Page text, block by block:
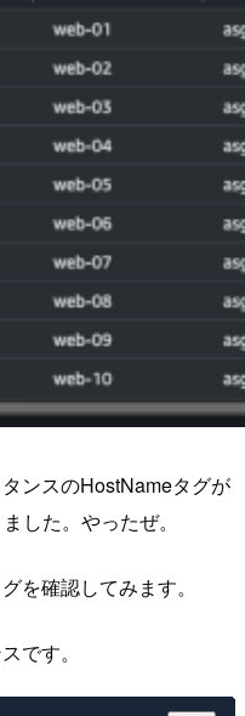
ンスのHostNameタグが
した。やったぜ。
を確認してみます。
です。